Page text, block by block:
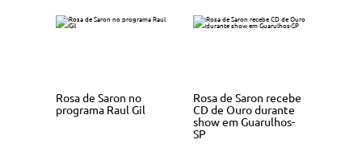
Rosa de Saron no
programa Raul Gil
Rosa de Saron recebe
CD de Ouro durante
show em Guarulhos-
SP